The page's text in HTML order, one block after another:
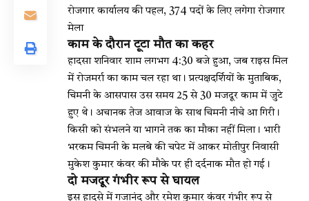
रोजगार कार्यालय की पहल, 374 पदों के लिए लगेगा रोजगार
मेला
काम के दौरान टूटा मौत का कहर
हादसा शनिवार शाम लगभग 4:30 बजे हुआ, जब राइस मिल
में रोजमर्रा का काम चल रहा था। प्रत्यक्षदर्शियों के मुताबिक,
चिमनी के आसपास उस समय 25 से 30 मजदूर काम में जुटे
हुए थे। अचानक तेज आवाज के साथ चिमनी नीचे आ गिरी।
किसी को संभलने या भागने तक का मौका नहीं मिला। भारी
भरकम चिमनी के मलबे की चपेट में आकर मोतीपुर निवासी
मुकेश कुमार कंवर की मौके पर ही दर्दनाक मौत हो गई।
दो मजदूर गंभीर रूप से घायल
इस हादसे में गजानंद और रमेश कुमार कंवर गंभीर रूप से